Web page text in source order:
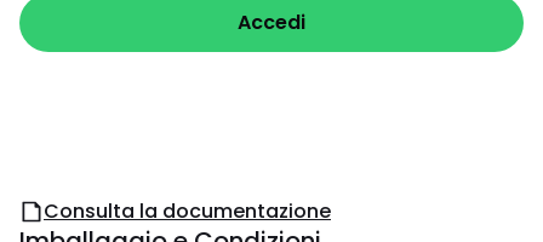
Accedi
Consulta la documentazione